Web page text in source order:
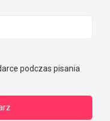
podczas pisania